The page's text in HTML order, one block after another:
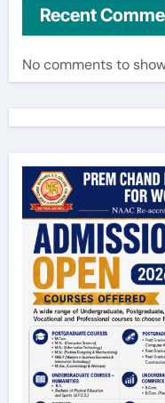
Recent
No comments to